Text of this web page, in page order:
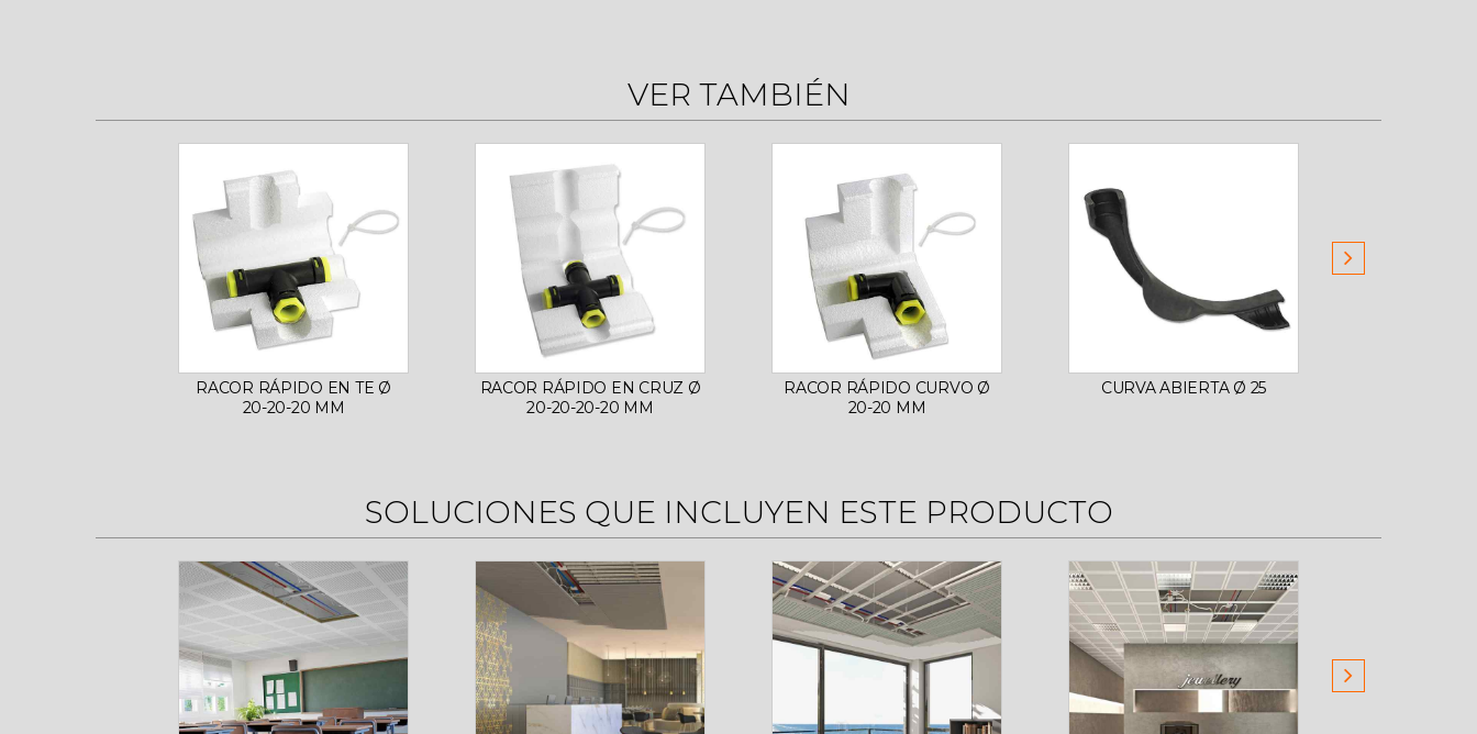
VER TAMBIÉN
RACOR RÁPIDO EN TE Ø
20-20-20 MM
RACOR RÁPIDO EN CRUZ Ø
20-20-20-20 MM
RACOR RÁPIDO CURVO Ø
20-20 MM
CURVA ABIERTA Ø 25
SOLUCIONES QUE INCLUYEN ESTE PRODUCTO